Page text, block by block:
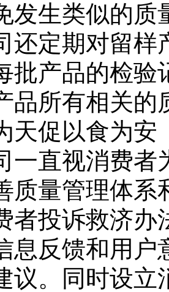
发生类似的质
定期对留样
批产品的检
品所有相关的
天促以食为安
直视消费者
质量管理体系
者投诉救济办
息反馈和用户
议。同时设立